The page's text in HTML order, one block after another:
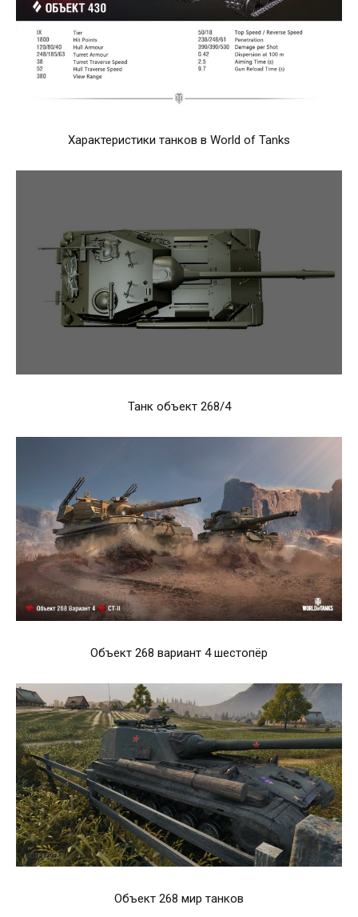
Характеристики танков в World of Tanks
Танк объект 268/4
Объект 268 вариант 4 шестопёр
Объект 268 мир танков